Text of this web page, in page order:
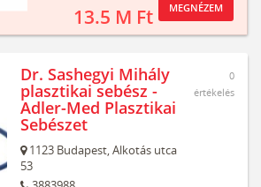
13.5 M Ft MEGNÉZEM
Dr. Sashegyi Mihály
plasztikai sebész -
Adler-Med Plasztikai
Sebészet
1123 Budapest,Alkotás utca
53
0
értékelés